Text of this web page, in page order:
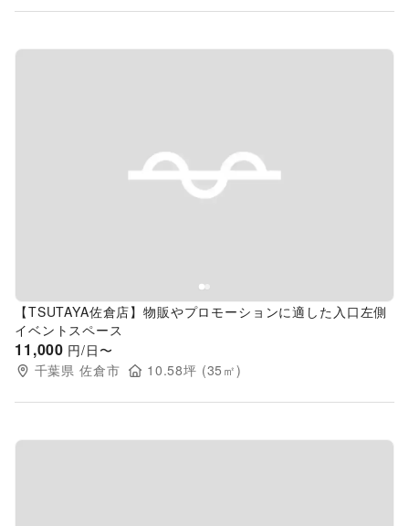
Previous slide
【TSUTAYA佐倉店】物販やプロモーションに適した入口左側
イベントスペース
11,000 円/日〜
千葉県 佐倉市 10.58坪 (35 ㎡)